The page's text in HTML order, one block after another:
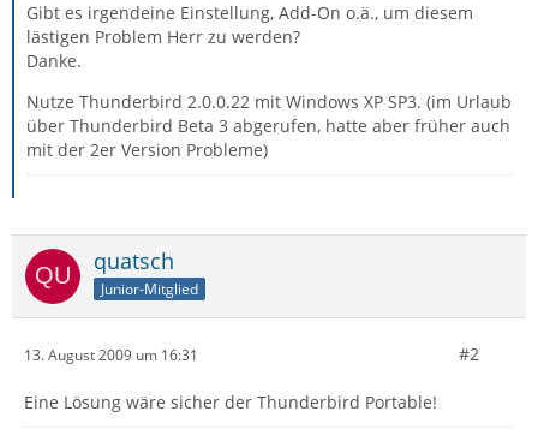
Gibt es irgendeine Einstellung, Add-On o.ä., um diesem
lästigen Problem Herr zu werden?
Danke.
Nutze Thunderbird 2.0.0.22 mit Windows XP SP3. (im Urlaub
über Thunderbird Beta 3 abgerufen, hatte aber früher auch
mit der 2er Version Probleme)
quatsch
Junior-Mitglied
13. August 2009 um 16:31 #2
Eine Lösung wäre sicher der Thunderbird Portable!